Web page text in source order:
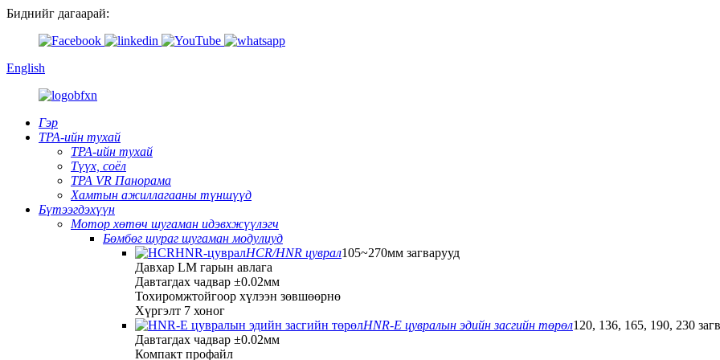
Биднийг дагаарай:
English
Гэр
TPA-ийн тухай
TPA-ийн тухай
Түүх, соёл
TPA VR Панорама
Хамтын ажиллагааны түншүүд
Бүтээгдэхүүн
Мотор хөтөч шугаман идэвхжүүлэгч
Бөмбөг шураг шугаман модулиуд
HCR/HNR цуврал105~270мм загварууд
Давхар LM гарын авлага
Давтагдах чадвар ±0.02мм
Тохиромжтойгоор хүлээн зөвшөөрнө
Хүргэлт 7 хоног
HNR-E цувралын эдийн засгийн төрөл120, 136, 165, 190, 230
Давтагдах чадвар ±0.02мм
Компакт профайл